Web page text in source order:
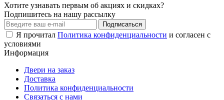
Хотите узнавать первым об акциях и скидках?
Подпишитесь на нашу рассылку
Подписаться
Я прочитал Политика конфиденциальности и согласен с
условиями
Информация
Двери на заказ
Доставка
Политика конфиденциальности
Связаться с нами